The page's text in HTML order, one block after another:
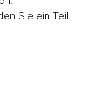
Sie ein Teil